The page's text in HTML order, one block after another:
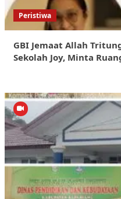
Peristiwa
GBI Jemaat Allah
Sekolah Joy, Minta